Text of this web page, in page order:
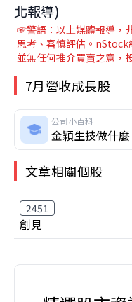
北報導)
☞警語：以上媒體報導，
思考、審慎評估。nStock
並無任何推介買賣之意，
7月營收成長股
公司小百科
金穎生技做什麼
文章相關個股
2451
創見